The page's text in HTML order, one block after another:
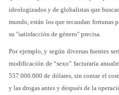
ideologizados y de globalistas que
mundo, están los que recaudan fortunas
su "satisfacción de género" precisa.
Por ejemplo, y según diversas fuentes
modificación de “sexo” facturaría
557.000.000 de dólares, sin contar el
y las drogas antes y después de la